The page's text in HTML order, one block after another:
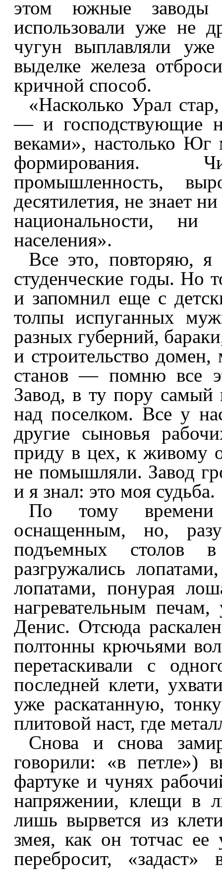
этом южные заводы
использовали уже не
чугун выплавляли
выделке железа
кричной способ.
«Насколько Урал
— и господствующие
веками», настолько Юг
формирования.
промышленность,
десятилетия, не знает
национальности, ни
населения».
Все это, повторяю,
студенческие годы. Но
и запомнил еще с
толпы испуганных
разных губерний,
и строительство
станов — помню все
Завод, в ту пору
над поселком. Все у
другие сыновья
приду в цех, к живому
не помышляли. Завод
и я знал: это моя судьба.
По тому времени
оснащенным, но,
подъемных
разгружались
лопатами, понурая
нагревательным
Денис. Отсюда
полтонны крючьями
перетаскивали с
последней клети,
уже раскатанную,
плитовой наст, где
Снова и снова
говорили: «в петле»)
фартуке и чунях
напряжении, клещи в
лишь вырвется из
змея, как он тотчас
перебросит,